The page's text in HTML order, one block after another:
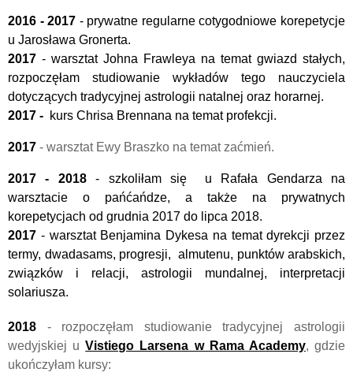
2016 - 2017 - prywatne regularne cotygodniowe korepetycje
u Jarosława Gronerta.
2017 - warsztat Johna Frawleya na temat gwiazd stałych,
rozpoczęłam studiowanie wykładów tego nauczyciela
dotyczących tradycyjnej astrologii natalnej oraz horarnej.
2017 - kurs Chrisa Brennana na temat profekcji.
2017 - warsztat Ewy Braszko na temat zaćmień.
2017 - 2018
- szkoliłam się u Rafała Gendarza na
warsztacie o pańćańdze, a także na prywatnych
korepetycjach od grudnia 2017 do lipca 2018.
2017 - warsztat Benjamina Dykesa na temat dyrekcji przez
termy, dwadasams, progresji, almutenu, punktów arabskich,
związków i relacji, astrologii mundalnej, interpretacji
solariusza.
2018 - rozpoczęłam studiowanie tradycyjnej astrologii
wedyjskiej uVistiego Larsena w Rama Academy, gdzie
ukończyłam kursy: